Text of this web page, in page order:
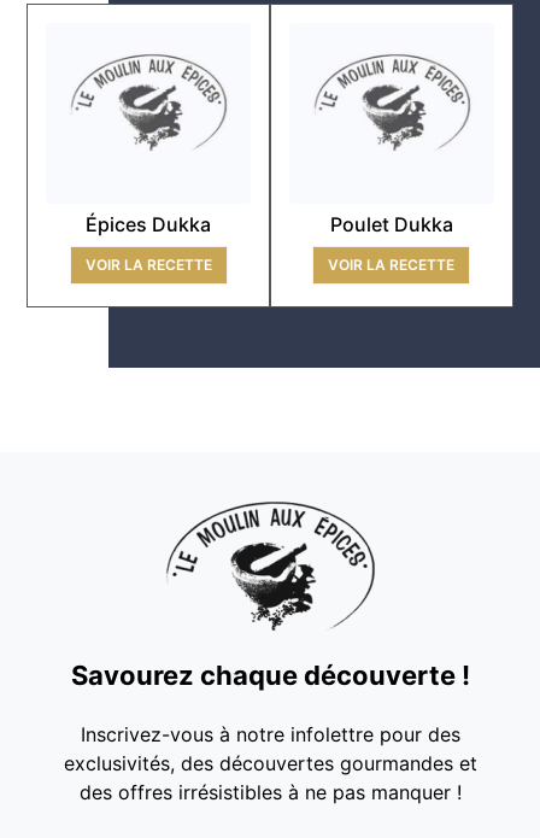
Épices Dukka
VOIR LA RECETTE
Poulet Dukka
VOIR LA RECETTE
Savourez chaque découverte !
Inscrivez-vous à notre infolettre pour des
exclusivités, des découvertes gourmandes et
des offres irrésistibles à ne pas manquer !